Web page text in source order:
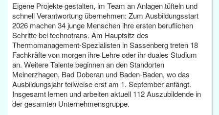
Eigene Projekte gestalten, im Team an Anlagen tüfteln und
schnell Verantwortung übernehmen: Zum Ausbildungsstart
2026 machen 34 junge Menschen ihre ersten beruflichen
Schritte bei technotrans. Am Hauptsitz des
Thermomanagement-Spezialisten in Sassenberg treten 18
Fachkräfte von morgen ihre Lehre oder ihr duales Studium
an. Weitere Talente beginnen an den Standorten
Meinerzhagen, Bad Doberan und Baden-Baden, wo das
Ausbildungsjahr teilweise erst am 1. September anfängt.
Insgesamt lernen und arbeiten aktuell 112 Auszubildende in
der gesamten Unternehmensgruppe.